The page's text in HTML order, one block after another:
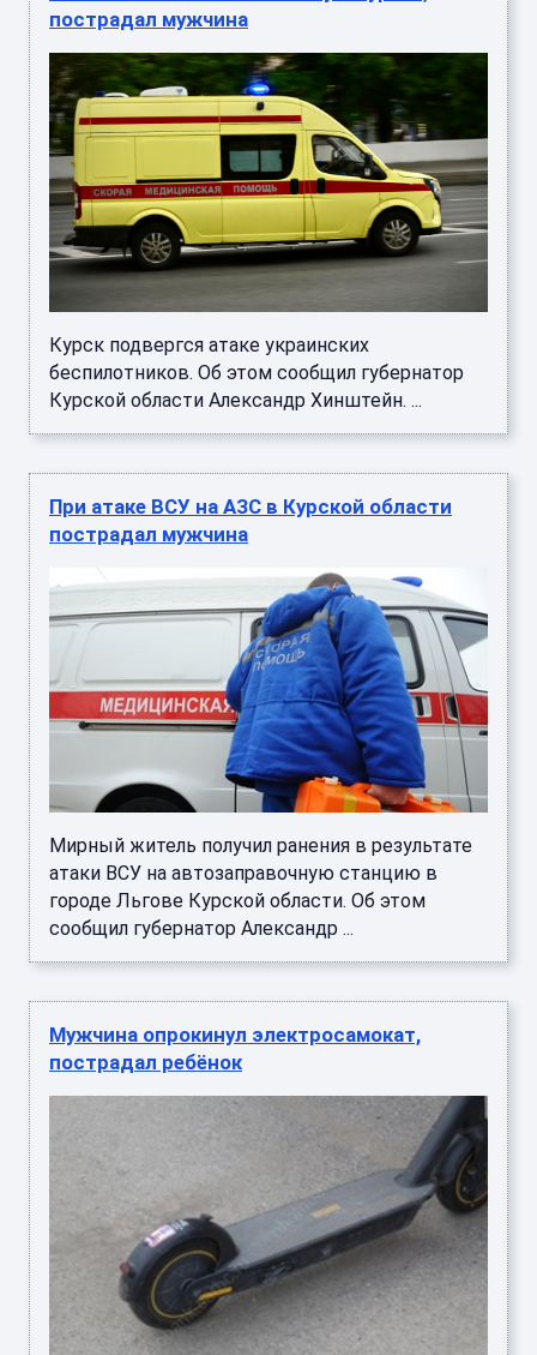
пострадал мужчина
Курск подвергся атаке украинских
беспилотников. Об этом сообщил губернатор
Курской области Александр Хинштейн. ...
При атаке ВСУ на АЗС в Курской области
пострадал мужчина
Мирный житель получил ранения в результате
атаки ВСУ на автозаправочную станцию в
городе Льгове Курской области. Об этом
сообщил губернатор Александр ...
Мужчина опрокинул электросамокат,
пострадал ребёнок